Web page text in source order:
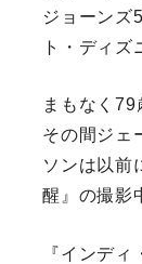
ジョーンズ
ト・ディ
まもなく
その間ジェ
ソンは以前
醒』の撮影
『インデ